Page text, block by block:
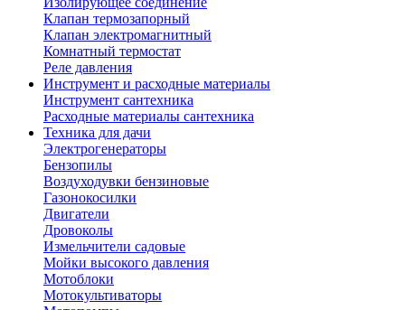
Клапан термозапорный
Клапан электромагнитный
Комнатный термостат
Реле давления
Инструмент и расходные материалы
Инструмент сантехника
Расходные материалы сантехника
Техника для дачи
Электрогенераторы
Бензопилы
Воздуходувки бензиновые
Газонокосилки
Двигатели
Дровоколы
Измельчители садовые
Мойки высокого давления
Мотоблоки
Мотокультиваторы